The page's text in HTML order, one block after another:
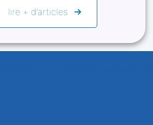
lire + d’articles